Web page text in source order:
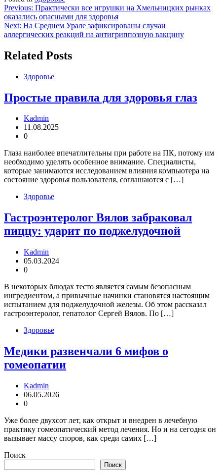
Навигация
по
записям
Previous: Практически все игрушки на Хмельницких рынках
оказались опасными для здоровья
Next: На Среднем Урале зафиксированы случаи
аллергических реакций на антигриппозную вакцину
Related Posts
Здоровье
Простые правила для здоровья глаз
Kadmin
11.08.2025
0
Глаза наиболее впечатлительны при работе на ПК, потому им
необходимо уделять особенное внимание. Специалисты,
которые занимаются исследованием влияния компьютера на
состояние здоровья пользователя, соглашаются с […]
Здоровье
Гастроэнтеролог Вялов забраковал
пиццу: ударит по поджелудочной
Kadmin
05.03.2024
0
В некоторых блюдах тесто является самым безопасным
ингредиентом, а привычные начинки становятся настоящим
испытанием для поджелудочной железы. Об этом рассказал
гастроэнтеролог, гепатолог Сергей Вялов. По […]
Здоровье
Медики развенчали 6 мифов о
гомеопатии
Kadmin
06.05.2026
0
Уже более двухсот лет, как открыт и внедрен в лечебную
практику гомеопатический метод лечения. Но и на сегодня он
вызывает массу споров, как среди самих […]
Поиск
Поиск